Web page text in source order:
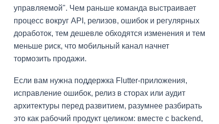
управляемой". Чем раньше команда выстраивает
процесс вокруг API, релизов, ошибок и регулярных
доработок, тем дешевле обходятся изменения и тем
меньше риск, что мобильный канал начнет
тормозить продажи.
Если вам нужна поддержка Flutter-приложения,
исправление ошибок, релиз в сторах или аудит
архитектуры перед развитием, разумнее разбирать
это как рабочий продукт целиком: вместе с backend,